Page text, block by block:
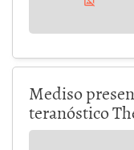
Mediso
teranóstico